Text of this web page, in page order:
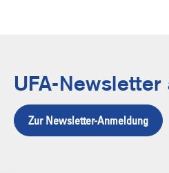
UFA-
Zur Newsletter-Anmeldung